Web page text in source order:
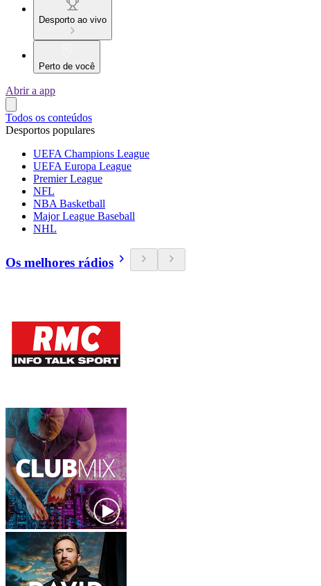
Desporto ao vivo
Perto de você
Abrir a app
Todos os conteúdos
Desportos populares
UEFA Champions League
UEFA Europa League
Premier League
NFL
NBA Basketball
Major League Baseball
NHL
Os melhores rádios